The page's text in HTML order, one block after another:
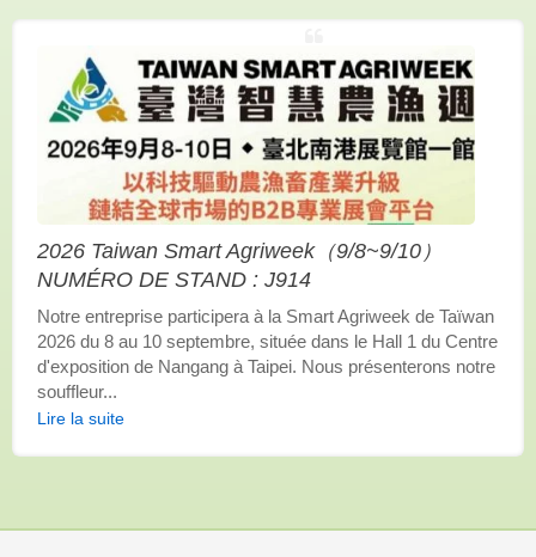
2026 Taiwan Smart Agriweek（9/8~9/10）
NUMÉRO DE STAND : J914
Notre entreprise participera à la Smart Agriweek de Taïwan
2026 du 8 au 10 septembre, située dans le Hall 1 du Centre
d'exposition de Nangang à Taipei. Nous présenterons notre
souffleur...
Lire la suite